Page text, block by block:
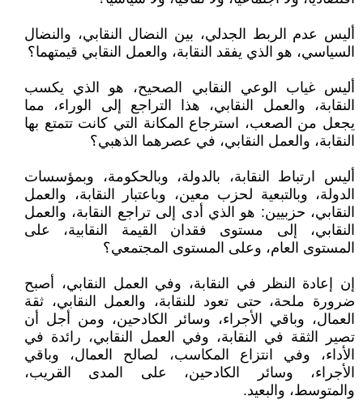
أليس عدم الربط الجدلي، بين النضال النقابي، والنضال
السياسي، هو الذي يفقد النقابة، والعمل النقابي قيمتهما؟
أليس غياب الوعي النقابي الصحيح، هو الذي يكسب
النقابة، والعمل النقابي، هذا التراجع إلى الوراء، مما
يجعل من الصعب، استرجاع المكانة التي كانت تتمتع بها
النقابة، والعمل النقابي، في عصرهما الذهبي؟
أليس ارتباط النقابة، بالدولة، وبالحكومة، وبمؤسسات
الدولة، وبالتبعية لحزب معين، وباعتبار النقابة، والعمل
النقابي، حزبيين: هو الذي أدى إلى تراجع النقابة، والعمل
النقابي، إلى مستوى فقدان القيمة النقابية، على
المستوى العام، وعلى المستوى المجتمعي؟
إن إعادة النظر في النقابة، وفي العمل النقابي، أصبح
ضرورة ملحة، حتى تعود للنقابة، والعمل النقابي، ثقة
العمال، وباقي الأجراء، وسائر الكادحين، ومن أجل أن
تصير الثقة في النقابة، وفي العمل النقابي، رائدة في
الأداء، وفي انتزاع المكاسب، لصالح العمال، وباقي
الأجراء، وسائر الكادحين، على المدى القريب،
والمتوسط، والبعيد.